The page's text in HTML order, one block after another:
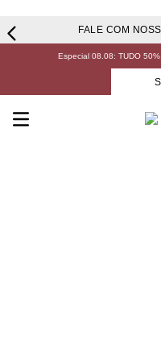
FALE COM
Especial 08.08: TUDO